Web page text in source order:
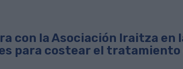
con la Asociación Iraitza en
para costear el tratamiento